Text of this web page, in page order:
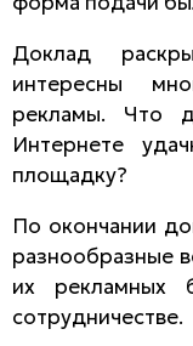
Доклад
интересны
рекламы. Что
Интернете
площадку?
По окончании
разнообразные
их рекламных
сотрудничестве.